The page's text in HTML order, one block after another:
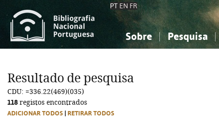
PT EN FR
Sobre Pesquisa
Ciências sociais...
Ciências sociais...
Resultado de pesquisa
CDU: =336.22(469)(035)
118 registos encontrados
ADICIONAR TODOS RETIRAR TODOS